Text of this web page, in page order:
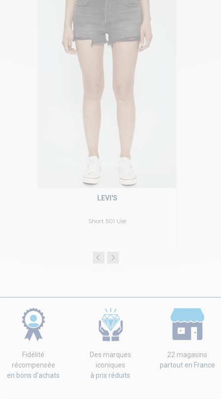
Short 501 Usé
LEVI'S
Fidélité
récompensée
en bons d'achats
Des marques
iconiques
à prix réduits
22 magasins
partout en France